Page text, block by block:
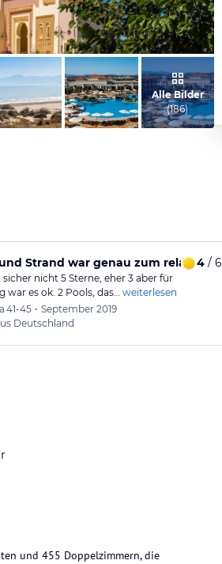
Hotelier, Juli 2014
Alle Bilder
(186)
Strand war genau zum relaxen.
4/ 6
sicher nicht 5 Sterne, eher 3 aber für
war es ok. 2 Pools, das… weiterlesen
41-45 • September 2019
Deutschland
und 455 Doppelzimmern, die